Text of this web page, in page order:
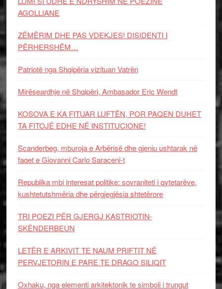
AGOLLIANE
ZËMËRIM DHE PAS VDEKJES! DISIDENTI I
PËRHERSHËM…
Patriotë nga Shqipëria vizituan Vatrën
Mirëseardhje në Shqipëri, Ambasador Eric Wendt
KOSOVA E KA FITUAR LUFTËN, POR PAQEN DUHET
TA FITOJË EDHE NË INSTITUCIONE!
Scanderbeg, mburoja e Arbërisë dhe gjeniu ushtarak në
faqet e Giovanni Carlo Saraceni-t
Republika mbi interesat politike: sovraniteti i qytetarëve,
kushtetutshmëria dhe përgjegjësia shtetërore
TRI POEZI PËR GJERGJ KASTRIOTIN-
SKËNDERBEUN
LETËR E ARKIVIT TE NAUM PRIFTIT NË
PERVJETORIN E PARE TE DRAGO SILIQIT
Oxhaku, nga elementi arkitektonik te simboli i trungut